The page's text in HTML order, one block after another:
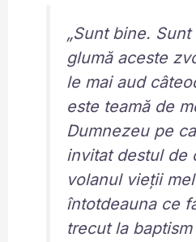
„Sunt bine.
glumă aceste
le mai aud
este teamă de
Dumnezeu pe
invitat destul de
volanul vieții
întotdeauna ce
trecut la